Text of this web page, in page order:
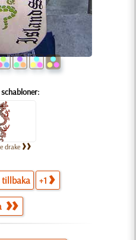
drake
tillbaka +1